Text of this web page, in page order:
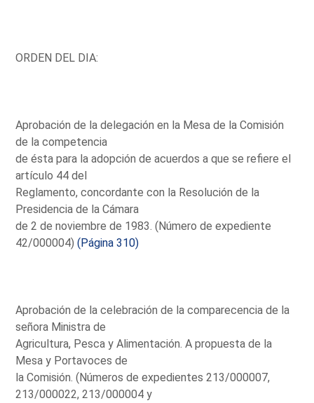
ORDEN DEL DIA:
Aprobación de la delegación en la Mesa de la Comisión
de la competencia
de ésta para la adopción de acuerdos a que se refiere el
artículo 44 del
Reglamento, concordante con la Resolución de la
Presidencia de la Cámara
de 2 de noviembre de 1983. (Número de expediente
42/000004)(Página 310)
Aprobación de la celebración de la comparecencia de la
señora Ministra de
Agricultura, Pesca y Alimentación. A propuesta de la
Mesa y Portavoces de
la Comisión. (Números de expedientes 213/000007,
213/000022, 213/000004 y